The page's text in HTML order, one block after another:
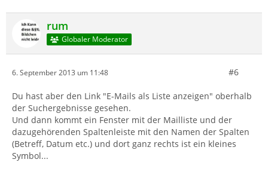
rum
Globaler Moderator
6. September 2013 um 11:48 #6
Du hast aber den Link "E-Mails als Liste anzeigen" oberhalb
der Suchergebnisse gesehen.
Und dann kommt ein Fenster mit der Mailliste und der
dazugehörenden Spaltenleiste mit den Namen der Spalten
(Betreff, Datum etc.) und dort ganz rechts ist ein kleines
Symbol...